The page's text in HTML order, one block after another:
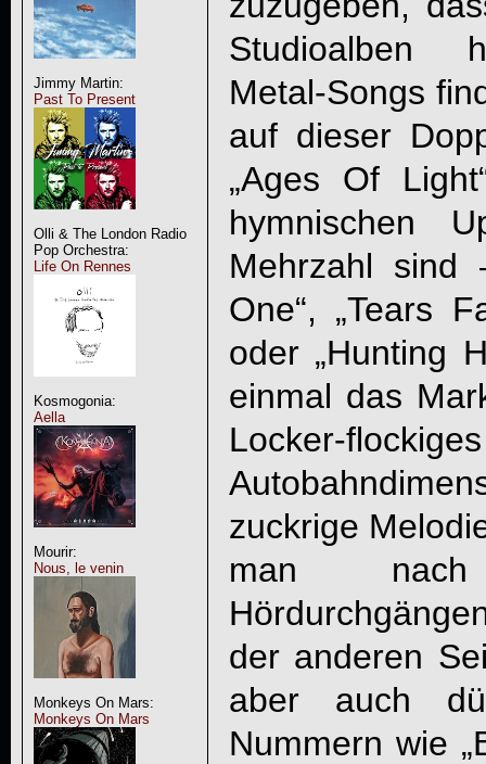
Jimmy Martin:
Past To Present
Olli & The London Radio
Pop Orchestra:
Life On Rennes
Kosmogonia:
Aella
Mourir:
Nous, le venin
Monkeys On Mars:
Monkeys On Mars
Studioalben
Metal-Songs
auf dieser
„Ages Of
hymnischen
Mehrzahl sind
One“, „Tears
oder „Hunting
einmal das
Locker-
zuckrige
man
der anderen
aber auch
Nummern wie